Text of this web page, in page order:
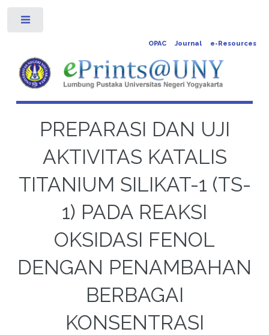
OPAC Journal e-Resources
PREPARASI DAN UJI
AKTIVITAS KATALIS
TITANIUM SILIKAT-1 (TS-
1) PADA REAKSI
OKSIDASI FENOL
DENGAN PENAMBAHAN
BERBAGAI
KONSENTRASI